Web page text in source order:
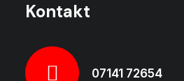
Kontakt
07141 72654